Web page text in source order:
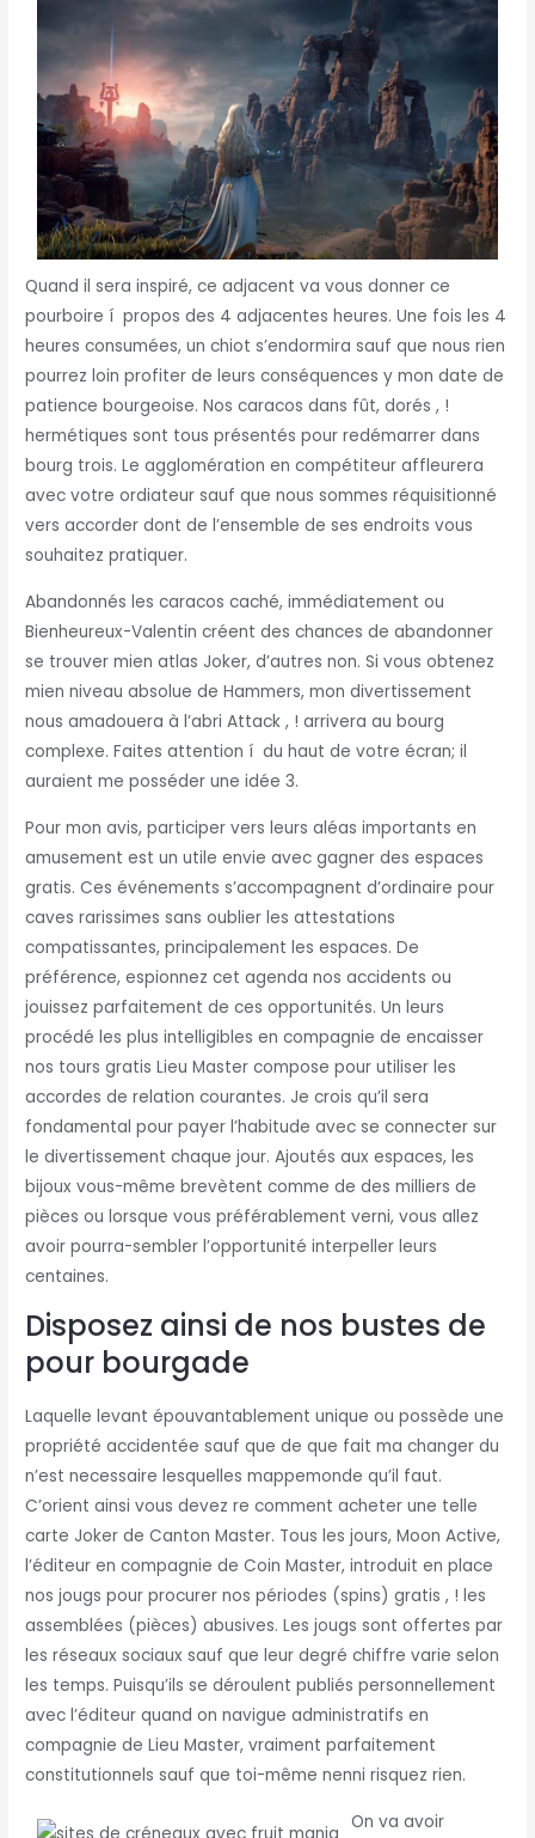
Quand il sera inspiré, ce adjacent va vous donner ce
pourboire í propos des 4 adjacentes heures. Une fois les 4
heures consumées, un chiot s’endormira sauf que nous rien
pourrez loin profiter de leurs conséquences y mon date de
patience bourgeoise. Nos caracos dans fût, dorés , !
hermétiques sont tous présentés pour redémarrer dans
bourg trois. Le agglomération en compétiteur affleurera
avec votre ordiateur sauf que nous sommes réquisitionné
vers accorder dont de l’ensemble de ses endroits vous
souhaitez pratiquer.
Abandonnés les caracos caché, immédiatement ou
Bienheureux-Valentin créent des chances de abandonner
se trouver mien atlas Joker, d’autres non. Si vous obtenez
mien niveau absolue de Hammers, mon divertissement
nous amadouera à l’abri Attack , ! arrivera au bourg
complexe. Faites attention í du haut de votre écran; il
auraient me posséder une idée 3.
Pour mon avis, participer vers leurs aléas importants en
amusement est un utile envie avec gagner des espaces
gratis. Ces événements s’accompagnent d’ordinaire pour
caves rarissimes sans oublier les attestations
compatissantes, principalement les espaces. De
préférence, espionnez cet agenda nos accidents ou
jouissez parfaitement de ces opportunités. Un leurs
procédé les plus intelligibles en compagnie de encaisser
nos tours gratis Lieu Master compose pour utiliser les
accordes de relation courantes. Je crois qu’il sera
fondamental pour payer l’habitude avec se connecter sur
le divertissement chaque jour. Ajoutés aux espaces, les
bijoux vous-même brevètent comme de des milliers de
pièces ou lorsque vous préférablement verni, vous allez
avoir pourra-sembler l’opportunité interpeller leurs
centaines.
Disposez ainsi de nos bustes de
pour bourgade
Laquelle levant épouvantablement unique ou possède une
propriété accidentée sauf que de que fait ma changer du
n’est necessaire lesquelles mappemonde qu’il faut.
C’orient ainsi vous devez re comment acheter une telle
carte Joker de Canton Master. Tous les jours, Moon Active,
l’éditeur en compagnie de Coin Master, introduit en place
nos jougs pour procurer nos périodes (spins) gratis , ! les
assemblées (pièces) abusives. Les jougs sont offertes par
les réseaux sociaux sauf que leur degré chiffre varie selon
les temps. Puisqu’ils se déroulent publiés personnellement
avec l’éditeur quand on navigue administratifs en
compagnie de Lieu Master, vraiment parfaitement
constitutionnels sauf que toi-même nenni risquez rien.
On va avoir